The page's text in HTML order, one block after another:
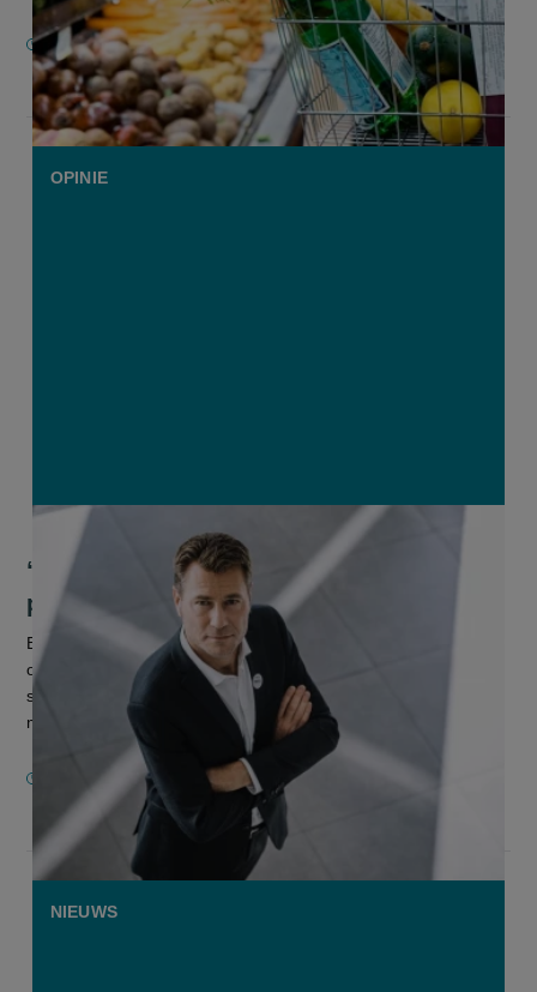
8 FEBRUARI 2022
“Ligt er morgen nog brood op de
plank?”
Bart Buysse roept in een opiniestuk alle partners in keten op
om verder te kijken dan de korte termijn en te blijven
samenwerken aan een duurzame toekomst. “Onze bedrijven
moeten voldoende m...
1 FEBRUARI 2022
OPINIE
NIEUWS